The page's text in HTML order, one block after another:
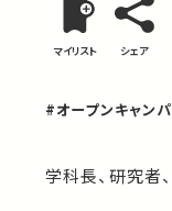
マイリスト シェア
#オープンキャン
学科長、研究者